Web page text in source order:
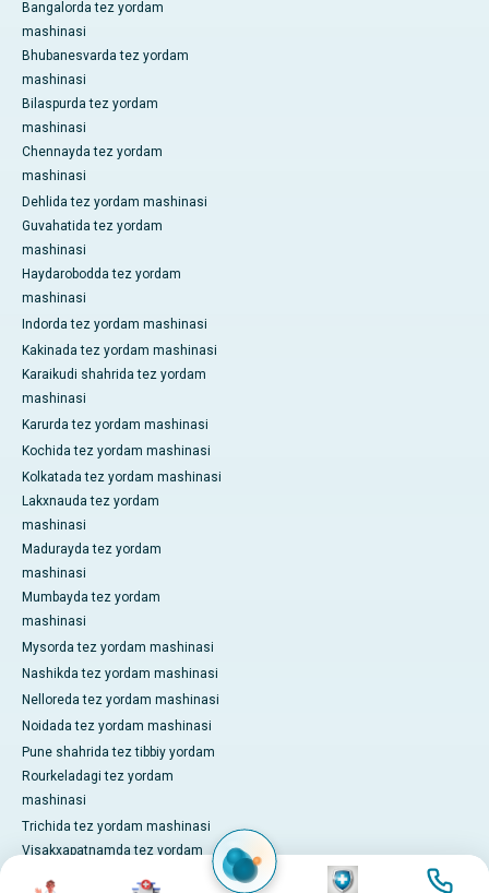
Bangalorda tez yordam
mashinasi
Bhubanesvarda tez yordam
mashinasi
Bilaspurda tez yordam
mashinasi
Chennayda tez yordam
mashinasi
Dehlida tez yordam mashinasi
Guvahatida tez yordam
mashinasi
Haydarobodda tez yordam
mashinasi
Indorda tez yordam mashinasi
Kakinada tez yordam mashinasi
Karaikudi shahrida tez yordam
mashinasi
Karurda tez yordam mashinasi
Kochida tez yordam mashinasi
Kolkatada tez yordam mashinasi
Lakxnauda tez yordam
mashinasi
Madurayda tez yordam
mashinasi
Mumbayda tez yordam
mashinasi
Mysorda tez yordam mashinasi
Nashikda tez yordam mashinasi
Nelloreda tez yordam mashinasi
Noidada tez yordam mashinasi
Pune shahrida tez tibbiy yordam
Rourkeladagi tez yordam
mashinasi
Trichida tez yordam mashinasi
Visakxapatnamda tez yordam
surat surat
surat surat